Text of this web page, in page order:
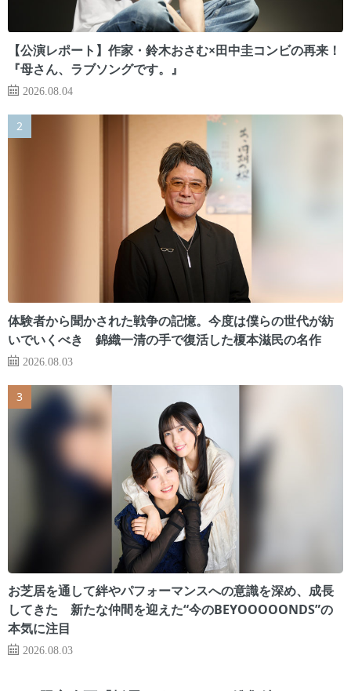
【公演レポート】作家・鈴木おさむ×田中圭コンビの再来！
『母さん、ラブソングです。』
2026.08.04
体験者から聞かされた戦争の記憶。今度は僕らの世代が紡
いでいくべき 錦織一清の手で復活した榎本滋民の名作
2026.08.03
お芝居を通して絆やパフォーマンスへの意識を深め、成長
してきた 新たな仲間を迎えた“今のBEYOOOOONDS”の
本気に注目
2026.08.03